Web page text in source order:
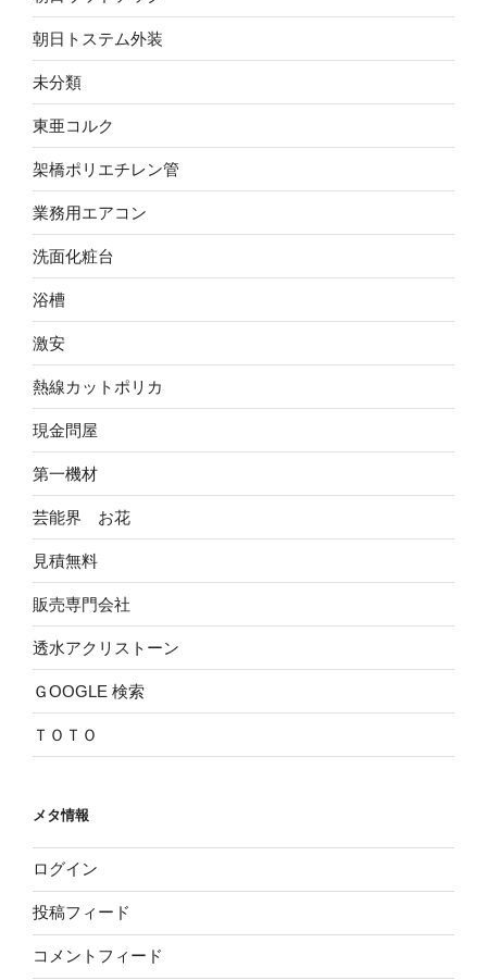
朝日トステム外装
未分類
東亜コルク
架橋ポリエチレン管
業務用エアコン
洗面化粧台
浴槽
激安
熱線カットポリカ
現金問屋
第一機材
芸能界 お花
見積無料
販売専門会社
透水アクリストーン
ＧOOGLE 検索
ＴＯＴＯ
メタ情報
ログイン
投稿フィード
コメントフィード